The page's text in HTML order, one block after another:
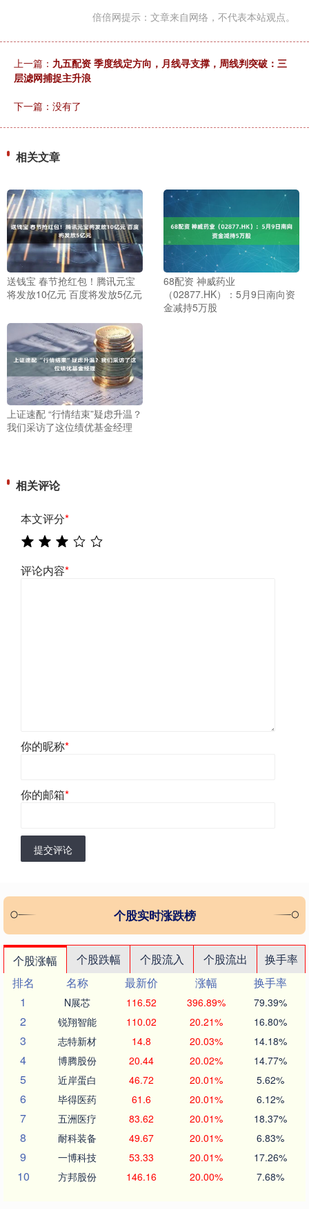
倍倍网提示：文章来自网络，不代表本站观点。
上一篇： 九五配资 季度线定方向，月线寻支撑，周线判突破：三
层滤网捕捉主升浪
下一篇：没有了
相关文章
送钱宝 春节抢红包！腾讯元宝
将发放10亿元 百度将发放5亿元
68配资 神威药业
（02877.HK）：5月9日南向资
金减持5万股
上证速配 “行情结束”疑虑升温？
我们采访了这位绩优基金经理
相关评论
本文评分*
评论内容*
你的昵称*
你的邮箱*
提交评论
个股实时涨跌榜
个股涨幅 个股跌幅 个股流入 个股流出
换手率
排名
名称 最新价 涨幅
换手率
1
N展芯 116.52 396.89% 79.39%
2 锐翔智能 110.02 20.21% 16.80%
3 志特新材 14.8 20.03% 14.18%
4 博腾股份 20.44 20.02% 14.77%
5 近岸蛋白 46.72 20.01% 5.62%
6 毕得医药 61.6 20.01% 6.12%
7 五洲医疗 83.62 20.01% 18.37%
8 耐科装备 49.67 20.01% 6.83%
9 一博科技 53.33 20.01% 17.26%
10 方邦股份 146.16 20.00% 7.68%